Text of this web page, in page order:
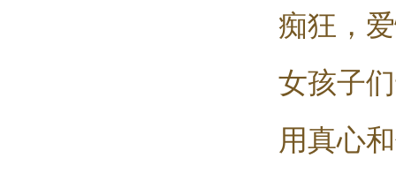
痴狂，
女孩子
用真心